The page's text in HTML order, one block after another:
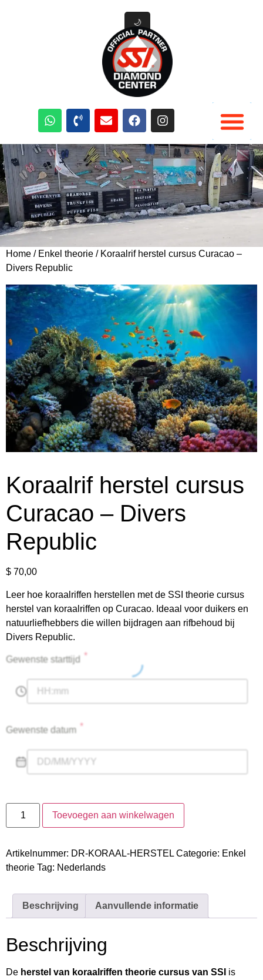
🌙
Home / Enkel theorie / Koraalrif herstel cursus Curacao –
Divers Republic
Koraalrif herstel cursus
Curacao – Divers
Republic
$ 70,00
Leer hoe koraalriffen herstellen met de SSI theorie cursus
herstel van koraalriffen op Curacao. Ideaal voor duikers en
natuurliefhebbers die willen bijdragen aan rifbehoud bij
Divers Republic.
Gewenste starttijd *
Gewenste datum *
Toevoegen aan winkelwagen
Artikelnummer: DR-KORAAL-HERSTEL Categorie: Enkel
theorie Tag: Nederlands
Beschrijving Aanvullende informatie
Beschrijving
De herstel van koraalriffen theorie cursus van SSI is